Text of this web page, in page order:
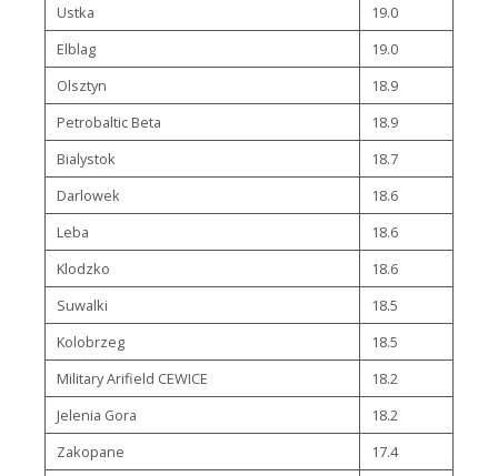
Ustka
19.0
Elblag
19.0
Olsztyn
18.9
Petrobaltic Beta
18.9
Bialystok
18.7
Darlowek
18.6
Leba
18.6
Klodzko
18.6
Suwalki
18.5
Kolobrzeg
18.5
Military Arifield CEWICE
18.2
Jelenia Gora
18.2
Zakopane
17.4